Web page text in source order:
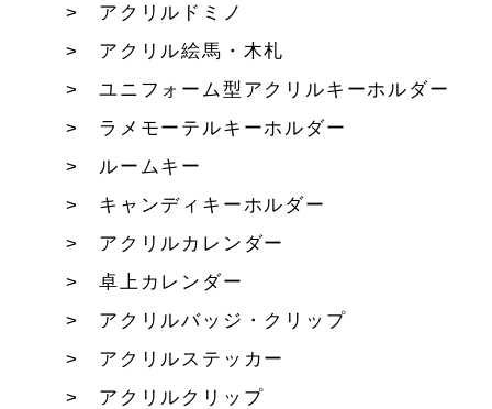
アクリルドミノ
アクリル絵馬・木札
ユニフォーム型アクリルキーホルダー
ラメモーテルキーホルダー
ルームキー
キャンディキーホルダー
アクリルカレンダー
卓上カレンダー
アクリルバッジ・クリップ
アクリルステッカー
アクリルクリップ